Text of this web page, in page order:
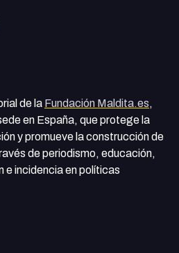
de la Fundación Maldita.es,
en España, que protege la
y promueve la construcción de
de periodismo, educación,
incidencia en políticas